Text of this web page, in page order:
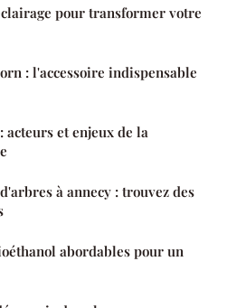
pour transformer votre
: l'accessoire indispensable
et enjeux de la
à annecy : trouvez des
abordables pour un